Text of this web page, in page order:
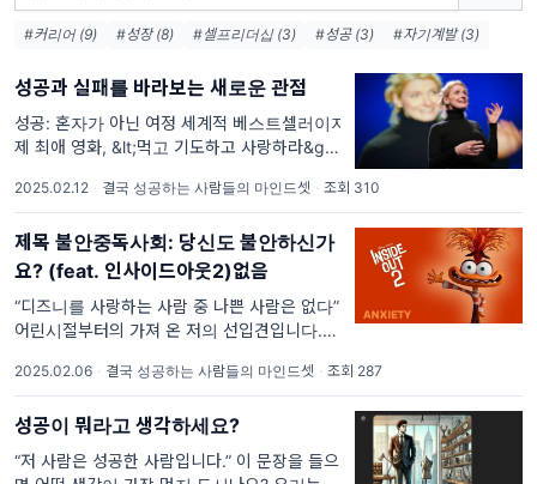
#커리어 (9) #성장 (8) #셀프리더십 (3) #성공 (3) #자기계발 (3)
성공과 실패를 바라보는 새로운 관점
성공: 혼자가 아닌 여정 세계적 베스트셀러이자
제 최애 영화, &lt;먹고 기도하고 사랑하라&gt;
합니다. 특히 ‘천재성’에 대해 그녀가 해주는
2025.02.12 · 결국 성공하는 사람들의 마인드셋 · 조회 310
제목 불안중독사회: 당신도 불안하신가
요? (feat. 인사이드아웃2)없음
“디즈니를 사랑하는 사람 중 나쁜 사람은 없다”
어린시절부터의 가져 온 저의 선입견입니다. 디
하기에 지금까지도 자주 꺼내보기 때문이죠
2025.02.06 · 결국 성공하는 사람들의 마인드셋 · 조회 287
성공이 뭐라고 생각하세요?
“저 사람은 성공한 사람입니다.” 이 문장을 들으